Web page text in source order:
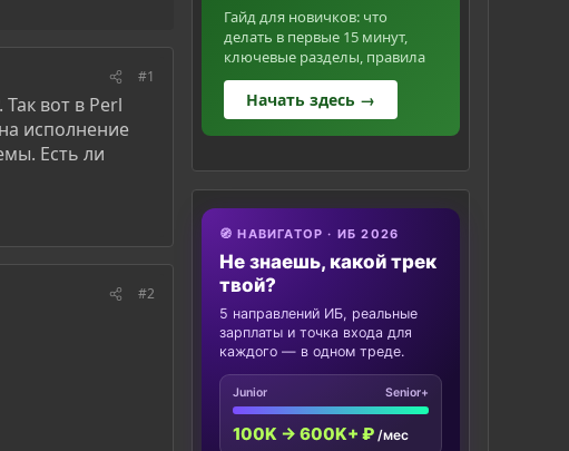
#1
вот в Perl
исполнение
Есть ли
#2
Гайд для новичков: что
делать в первые 15 минут,
ключевые разделы, правила
Начать здесь →
🧭 НАВИГАТОР · ИБ 2026
Не знаешь, какой трек
твой?
5 направлений ИБ, реальные
зарплаты и точка входа для
каждого — в одном треде.
Junior Senior+
100K → 600K+ ₽ /мес